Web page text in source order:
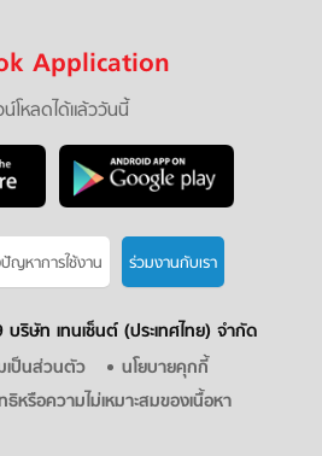
Application
โหลดได้แล้ววันนี้
ปัญหาการใช้งาน ร่วมงานกับเรา
บริษัท เทนเซ็นต์ (ประเทศไทย) จำกัด
เป็นส่วนตัว
นโยบายคุกกี้
ธิหรือความไม่เหมาะสมของเนื้อหา